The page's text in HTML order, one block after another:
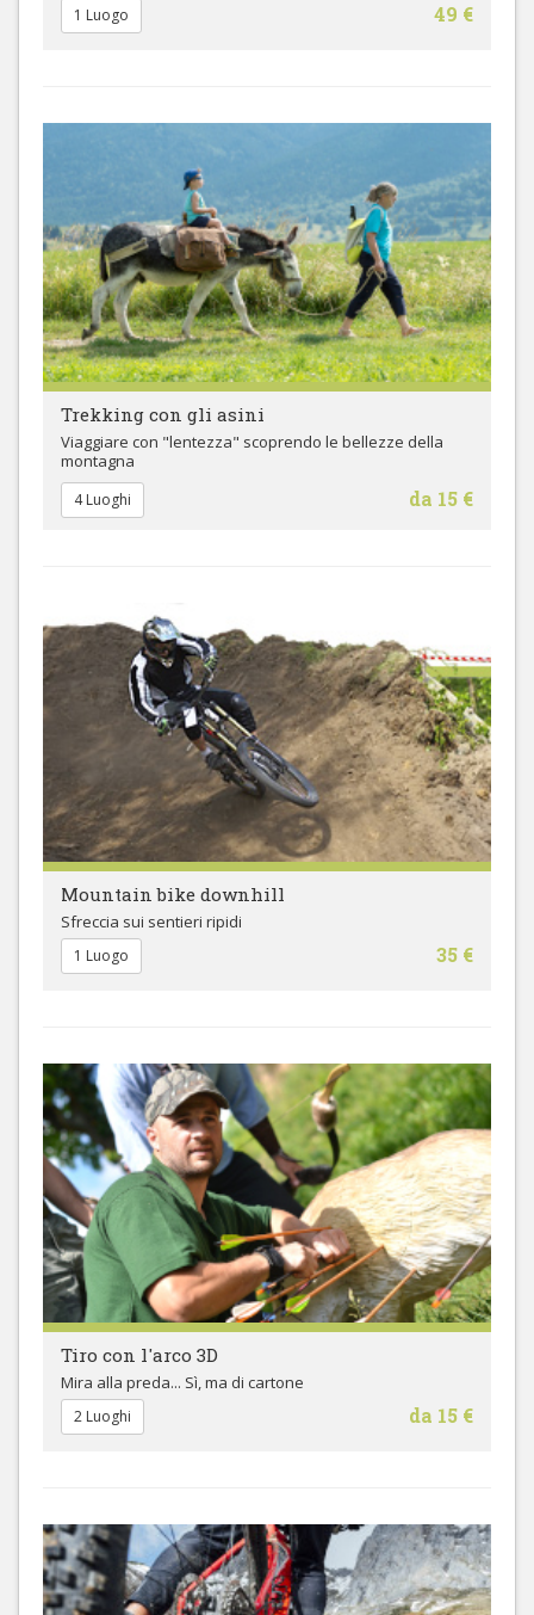
49 €
1 Luogo
Trekking con gli asini
Viaggiare con "lentezza" scoprendo le bellezze della
montagna
da 15 €
4 Luoghi
Mountain bike downhill
Sfreccia sui sentieri ripidi
35 €
1 Luogo
Tiro con l'arco 3D
Mira alla preda... Sì, ma di cartone
da 15 €
2 Luoghi